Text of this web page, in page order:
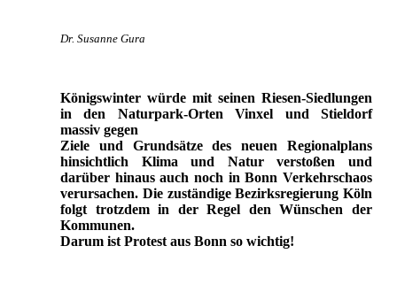
Dr. Susanne Gura
Königswinter würde mit seinen Riesen-Siedlungen
in den Naturpark-Orten Vinxel und Stieldorf
massiv gegen
Ziele und Grundsätze des neuen Regionalplans
hinsichtlich Klima und Natur verstoßen und
darüber hinaus auch noch in Bonn Verkehrschaos
verursachen. Die zuständige Bezirksregierung Köln
folgt trotzdem in der Regel den Wünschen der
Kommunen.
Darum ist Protest aus Bonn so wichtig!